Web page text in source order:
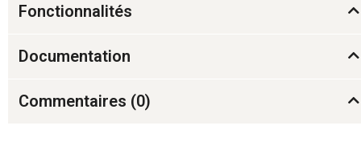
Fonctionnalités
Documentation
Commentaires (0)